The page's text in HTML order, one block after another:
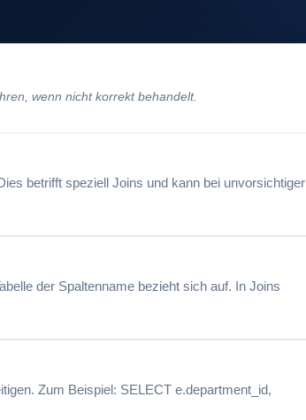
wenn nicht korrekt behandelt.
betrifft speziell Joins und kann bei unvorsichtiger
der Spaltenname bezieht sich auf. In Joins
Zum Beispiel: SELECT e.department_id,